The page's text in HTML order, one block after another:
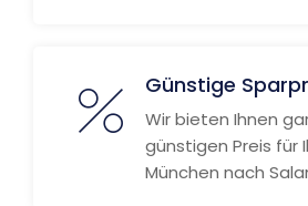
Günstige
Wir bieten Ihnen
günstigen Preis für
München nach